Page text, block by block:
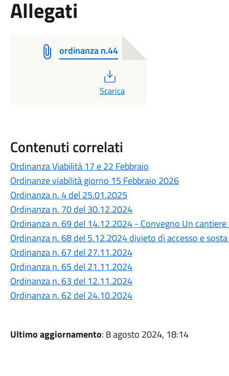
Allegati
ordinanza n.44
PDF
Scarica
Contenuti correlati
Ordinanza Viabilità 17 e 22 Febbraio
Ordinanze viabilità giorno 15 Febbraio 2026
Ordinanza n. 4 del 25.01.2025
Ordinanza n. 70 del 30.12.2024
Ordinanza n. 69 del 14.12.2024 - Convegno Un
Ordinanza n. 68 del 5.12.2024 divieto di accesso e
Ordinanza n. 67 del 27.11.2024
Ordinanza n. 65 del 21.11.2024
Ordinanza n. 63 del 12.11.2024
Ordinanza n. 62 del 24.10.2024
Ultimo aggiornamento: 8 agosto 2024, 18:14